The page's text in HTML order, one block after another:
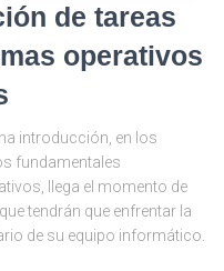
de tareas
operativos
introducción, en los
fundamentales
llega el momento de
tendrán que enfrentar la
de su equipo informático.